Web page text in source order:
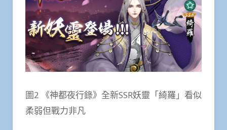
圖2 《神都夜行錄》全新SSR妖靈「綺羅」看似
柔弱但戰力非凡